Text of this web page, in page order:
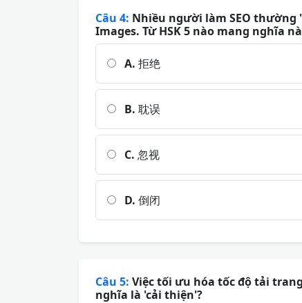
Câu 4: Nhiều người làm SEO
Images. Từ HSK 5 nào mang nghĩa
A. 拒绝
B. 耽误
C. 忽视
D. 倒闭
Câu 5: Việc tối ưu hóa tốc độ tải
nghĩa là 'cải thiện'?